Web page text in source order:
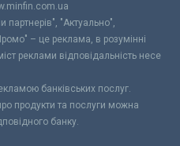
партнерів", "Актуально",
– це реклама, в розумінні
реклами відповідальність несе
банківських послуг.
продукти та послуги можна
банку.